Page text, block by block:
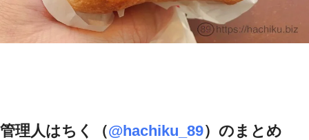
管理人はちく（@hachiku_89）のまとめ